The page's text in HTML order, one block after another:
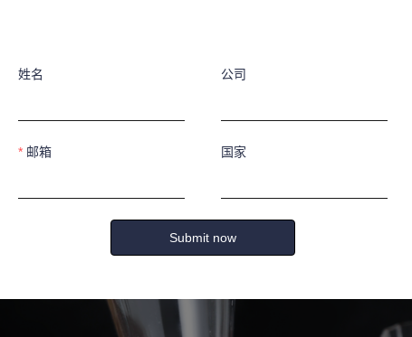
姓名 公司
邮箱 国家
Submit now